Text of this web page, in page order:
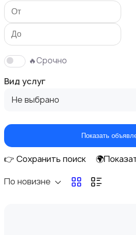
Перевозки
🔥Срочно
Вид услуг
Не выбрано
Показать
👉 Сохранить поиск
По новизне